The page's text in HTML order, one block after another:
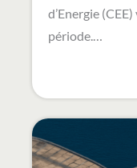
d’Energie
période.…